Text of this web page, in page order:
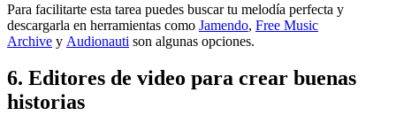
Para facilitarte esta tarea puedes buscar tu melodía perfecta y
descargarla en herramientas como Jamendo, Free Music
Archive y Audionauti son algunas opciones.
6. Editores de video para crear buenas
historias